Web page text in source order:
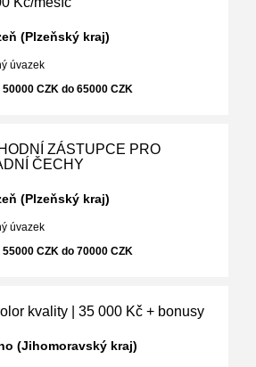
(Plzeňský kraj)
úvazek
50000 CZK do 65000 CZK
ZÁSTUPCE PRO
ČECHY
(Plzeňský kraj)
úvazek
55000 CZK do 70000 CZK
kvality | 35 000 Kč + bonusy
(Jihomoravský kraj)